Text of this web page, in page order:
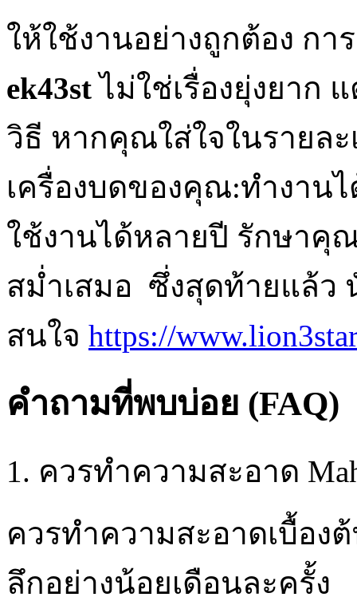
ให้ใช้งานอย่างถูกต้อง ก
ek43st ไม่ใช่เรื่องยุ่งยาก
วิธี หากคุณใส่ใจในรายละ
เครื่องบดของคุณ:ทำงาน
ใช้งานได้หลายปี รักษาคุ
สม่ำเสมอ ซึ่งสุดท้ายแล้ว
สนใจ https://
คำถามที่พบบ่อย (FAQ)
1. ควรทำความสะอาด
ควรทำความสะอาดเบื้อง
ลึกอย่างน้อยเดือนละครั้ง